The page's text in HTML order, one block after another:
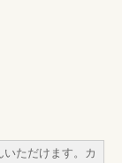
ただけます。カ